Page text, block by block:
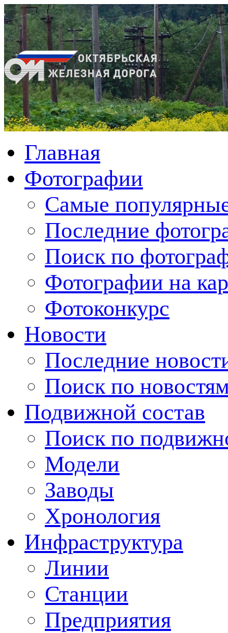
Главная
Фотографии
Cамые
Последние
Поиск по
Фотографии на
Фотоконкурс
Новости
Последние
Поиск по
Подвижной состав
Поиск по
Модели
Заводы
Хронология
Инфраструктура
Линии
Станции
Предприятия